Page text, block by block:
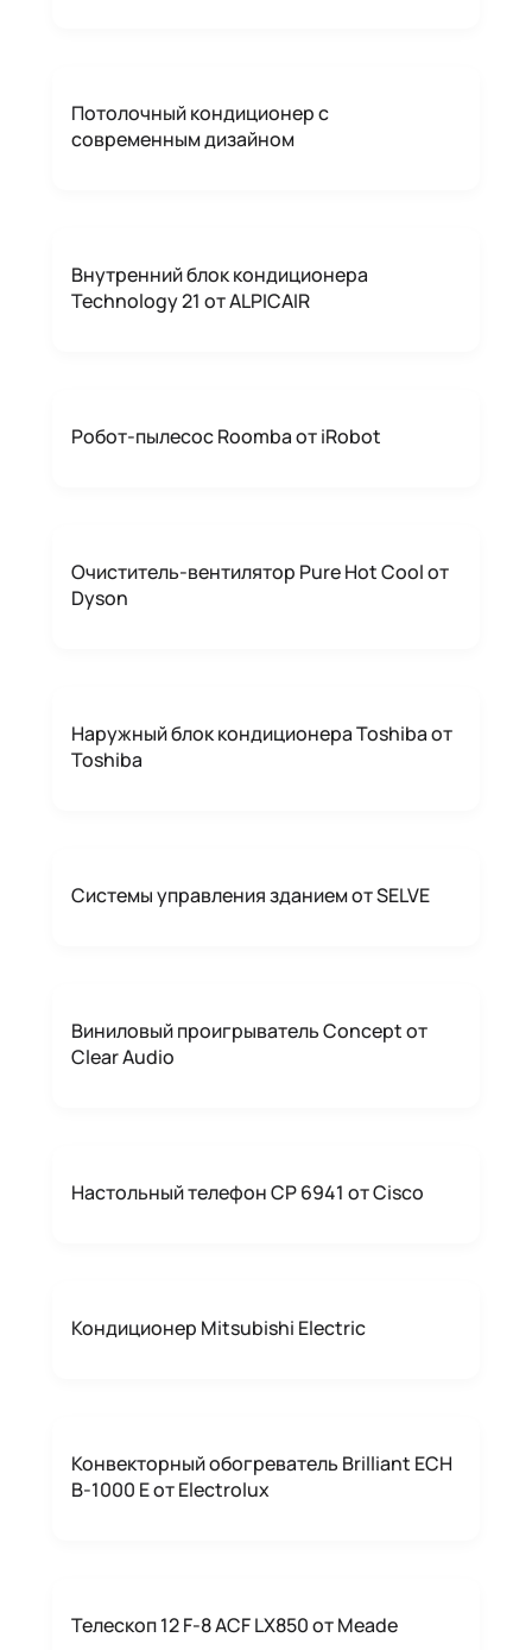
Потолочный кондиционер с
современным дизайном
Внутренний блок кондиционера
Technology 21 от ALPICAIR
Робот-пылесос Roomba от iRobot
Очиститель-вентилятор Pure Hot Cool от
Dyson
Наружный блок кондиционера Toshiba от
Toshiba
Системы управления зданием от SELVE
Виниловый проигрыватель Concept от
Clear Audio
Настольный телефон CP 6941 от Cisco
Кондиционер Mitsubishi Electric
Конвекторный обогреватель Brilliant ECH
B-1000 E от Electrolux
Телескоп 12 F-8 ACF LX850 от Meade